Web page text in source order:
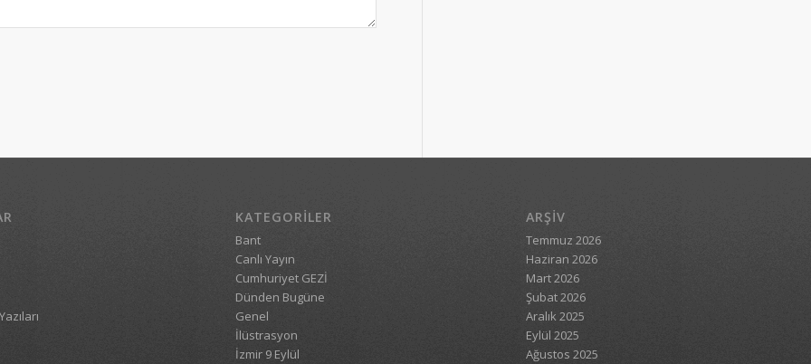
KATEGORILER
Bant
Canlı Yayın
Cumhuriyet GEZİ
Dünden Bugüne
Genel
İlüstrasyon
İzmir 9 Eylül
ARŞIV
Temmuz 2026
Haziran 2026
Mart 2026
Şubat 2026
Aralık 2025
Eylül 2025
Ağustos 2025